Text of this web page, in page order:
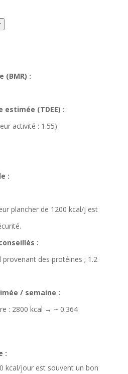
(BMR) :
estimée (TDEE) :
activité : 1.55)
:
plancher de 1200 kcal/j est
:
des protéines ; 1.2
/ semaine :
: 2800 kcal → ~ 0.364
:
kcal/jour est souvent un bon